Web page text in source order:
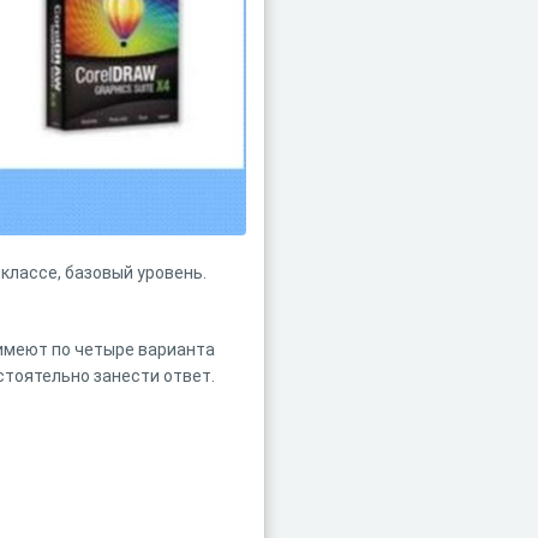
базовый уровень.
по четыре варианта
занести ответ.